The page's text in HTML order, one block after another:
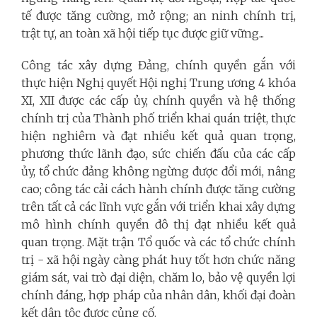
tế được tăng cường, mở rộng; an ninh chính trị,
trật tự, an toàn xã hội tiếp tục được giữ vững...
Công tác xây dựng Đảng, chính quyền gắn với
thực hiện Nghị quyết Hội nghị Trung ương 4 khóa
XI, XII được các cấp ủy, chính quyền và hệ thống
chính trị của Thành phố triển khai quán triệt, thực
hiện nghiêm và đạt nhiều kết quả quan trọng,
phương thức lãnh đạo, sức chiến đấu của các cấp
ủy, tổ chức đảng không ngừng được đổi mới, nâng
cao; công tác cải cách hành chính được tăng cường
trên tất cả các lĩnh vực gắn với triển khai xây dựng
mô hình chính quyền đô thị đạt nhiều kết quả
quan trọng. Mặt trận Tổ quốc và các tổ chức chính
trị - xã hội ngày càng phát huy tốt hơn chức năng
giám sát, vai trò đại diện, chăm lo, bảo vệ quyền lợi
chính đáng, hợp pháp của nhân dân, khối đại đoàn
kết dân tộc được củng cố.